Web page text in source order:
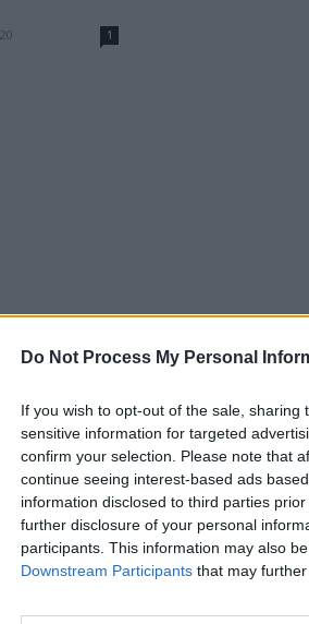
Do Not Process My Personal
If you wish to opt-out of the sale,
sensitive information for targeted
confirm your selection. Please note that
continue seeing interest-based ads
information disclosed to third parties
further disclosure of your personal
participants. This information may also
Downstream Participants that may
1